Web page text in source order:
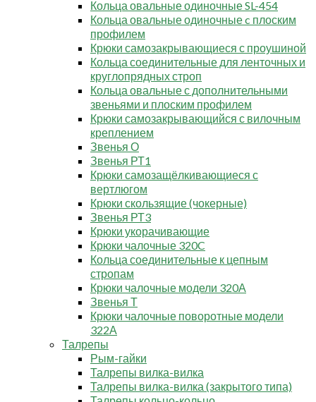
Кольца овальные одиночные SL-454
Кольца овальные одиночные c плоским
профилем
Крюки самозакрывающиеся с проушиной
Кольца соединительные для ленточных и
круглопрядных строп
Кольца овальные с дополнительными
звеньями и плоским профилем
Крюки самозакрывающийся с вилочным
креплением
Звенья О
Звенья РТ1
Крюки самозащёлкивающиеся с
вертлюгом
Крюки скользящие (чокерные)
Звенья РТ3
Крюки укорачивающие
Крюки чалочные 320C
Кольца соединительные к цепным
стропам
Крюки чалочные модели 320А
Звенья Т
Крюки чалочные поворотные модели
322А
Талрепы
Рым-гайки
Талрепы вилка-вилка
Талрепы вилка-вилка (закрытого типа)